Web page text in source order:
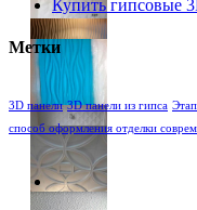
Купить гипсовые
Метки
3D панели 3D панели из гипса
способ оформления отделки